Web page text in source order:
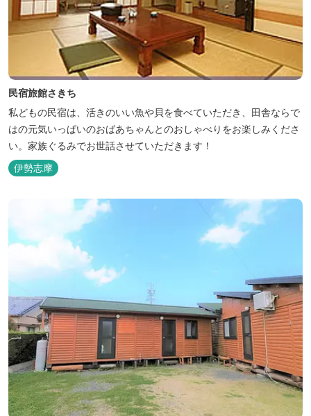
民宿旅館さきち
私どもの民宿は、活きのいい魚や貝を食べていただき、田舎ならで
はの元気いっぱいのおばあちゃんとのおしゃべりをお楽しみくださ
い。家族ぐるみでお世話させていただきます！
伊勢志摩